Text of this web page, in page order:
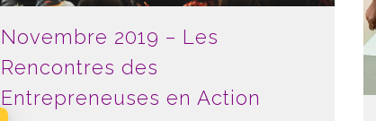
Novembre 2019 – Les
Rencontres des
Entrepreneuses en Action